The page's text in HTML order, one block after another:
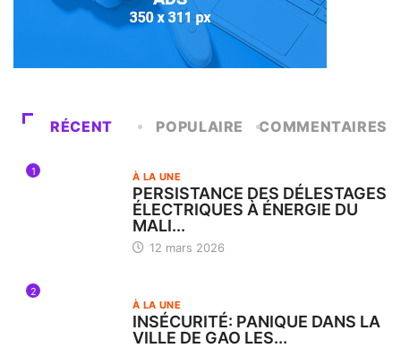
RÉCENT POPULAIRE COMMENTAIRES
1 À LA UNE
PERSISTANCE DES DÉLESTAGES
ÉLECTRIQUES À ÉNERGIE DU
MALI...
12 mars 2026
2
À LA UNE
INSÉCURITÉ: PANIQUE DANS LA
VILLE DE GAO LES...